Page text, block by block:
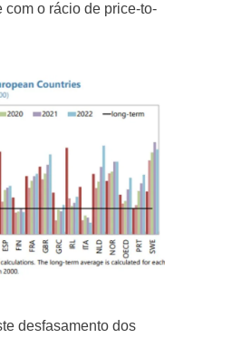
com o rácio de price-to-
desfasamento dos